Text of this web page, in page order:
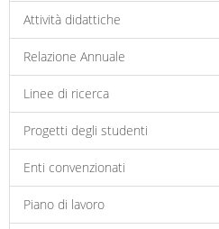
Attività didattiche
Relazione Annuale
Linee di ricerca
Progetti degli studenti
Enti convenzionati
Piano di lavoro